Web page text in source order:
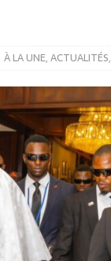
À LA UNE,ACTUALITÉS,